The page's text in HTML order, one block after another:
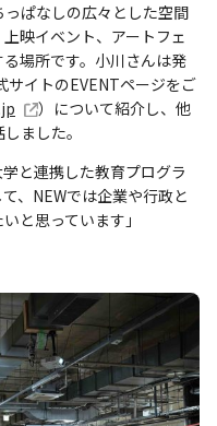
ぱなしの広々とした空間
映イベント、アートフェ
場所です。小川さんは発
サイトのEVENTページをご
）について紹介し、他
ました。
と連携した教育プログラ
、NEWでは企業や行政と
と思っています」